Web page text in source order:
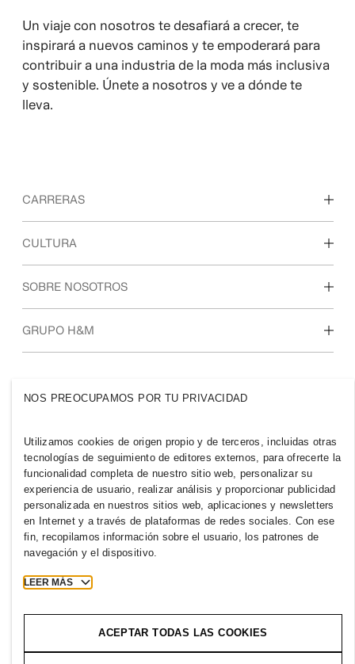
Un viaje con nosotros te desafiará a crecer, te
inspirará a nuevos caminos y te empoderará para
contribuir a una industria de la moda más inclusiva
y sostenible. Únete a nosotros y ve a dónde te
lleva.
CARRERAS
Descubre nuestras áreas de trabajo
CULTURA
Nuestra cultura y beneficios
SOBRE NOSOTROS
Quiénes somos
GRUPO H&M
PARAGUAY
Políticas y privacidad
Cookies Cookie Settings
H&M.com
2026 H & M Hennes and Mauritz AB.
NOS PREOCUPAMOS POR TU PRIVACIDAD
Utilizamos cookies de origen propio y de terceros, incluidas otras
tecnologías de seguimiento de editores externos, para ofrecerte la
funcionalidad completa de nuestro sitio web, personalizar su
experiencia de usuario, realizar análisis y proporcionar publicidad
personalizada en nuestros sitios web, aplicaciones y newsletters
en Internet y a través de plataformas de redes sociales. Con ese
fin, recopilamos información sobre el usuario, los patrones de
navegación y el dispositivo.
LEER MÁS
ACEPTAR TODAS LAS COOKIES